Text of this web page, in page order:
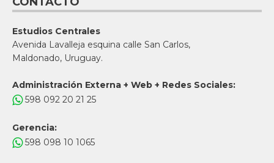
Estudios Centrales
Avenida Lavalleja esquina calle San Carlos,
Maldonado, Uruguay.
Administración Externa + Web + Redes Sociales:
598 092 20 21 25
Gerencia:
598 098 10 1065